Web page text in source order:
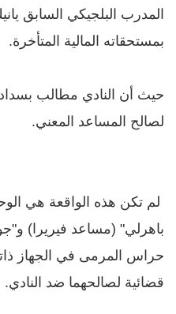
المدرب البلجيكي السابق
بمستحقاته المالية المتأخرة.
لصالح المساعد المعني.
لم تكن هذه الواقعة هي
باهرلي" (مساعد فيريرا)
حراس المرمى في الجهاز
قضائية لصالحهما ضد النادي.